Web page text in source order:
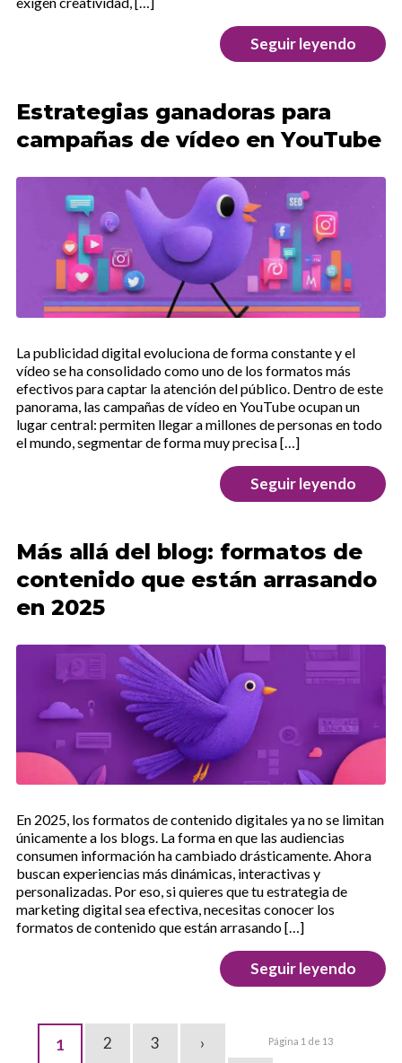
Seguir leyendo
Estrategias ganadoras para
campañas de vídeo en YouTube
La publicidad digital evoluciona de forma constante y el
vídeo se ha consolidado como uno de los formatos más
efectivos para captar la atención del público. Dentro de este
panorama, las campañas de vídeo en YouTube ocupan un
lugar central: permiten llegar a millones de personas en todo
el mundo, segmentar de forma muy precisa […]
Seguir leyendo
Más allá del blog: formatos de
contenido que están arrasando
en 2025
En 2025, los formatos de contenido digitales ya no se limitan
únicamente a los blogs. La forma en que las audiencias
consumen información ha cambiado drásticamente. Ahora
buscan experiencias más dinámicas, interactivas y
personalizadas. Por eso, si quieres que tu estrategia de
marketing digital sea efectiva, necesitas conocer los
formatos de contenido que están arrasando […]
Seguir leyendo
Página 1 de 13
1 2 3
›